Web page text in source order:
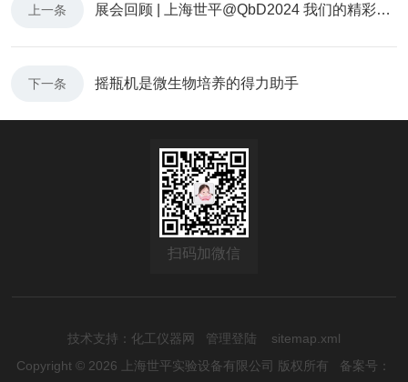
上一条 展会回顾 | 上海世平@QbD2024 我们的精彩，未完待续......
下一条 摇瓶机是微生物培养的得力助手
扫码加微信
技术支持： 化工仪器网 管理登陆
sitemap.xml
Copyright © 2026 上海世平实验设备有限公司 版权所有 备案号：